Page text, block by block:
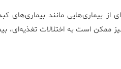
بیماری‌هایی مانند بیماری‌های
است به اختلالات تغذیه‌ای،